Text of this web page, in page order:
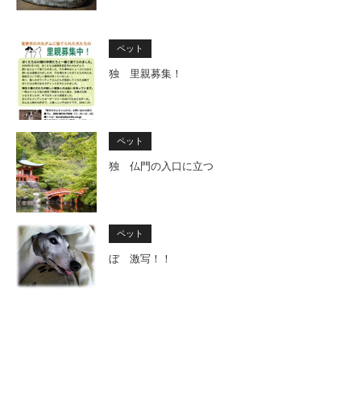
ペット
独 里親募集！
ペット
独 仏門の入口に立つ
ペット
ぼ 激写！！